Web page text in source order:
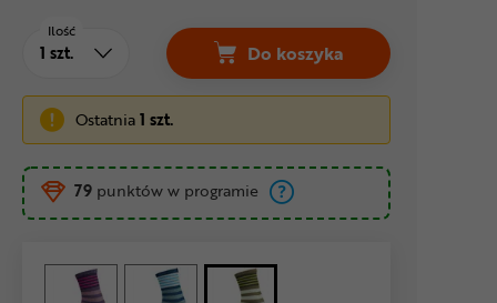
Ilość
Do koszyka
Skarpetki ENDURA Block
Ostatnia1 szt.
79 punktów w programie